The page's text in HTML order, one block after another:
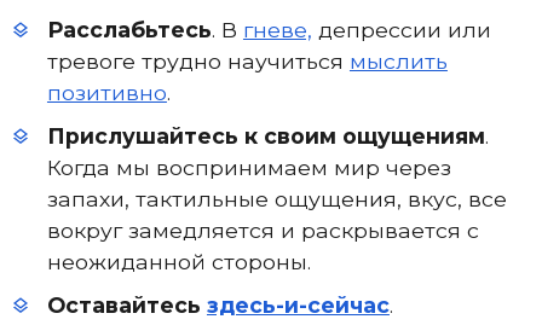
Расслабьтесь. В гневе, депрессии или
тревоге трудно научиться мыслить
позитивно.
Прислушайтесь к своим ощущениям.
Когда мы воспринимаем мир через
запахи, тактильные ощущения, вкус, все
вокруг замедляется и раскрывается с
неожиданной стороны.
Оставайтесь здесь-и-сейчас.